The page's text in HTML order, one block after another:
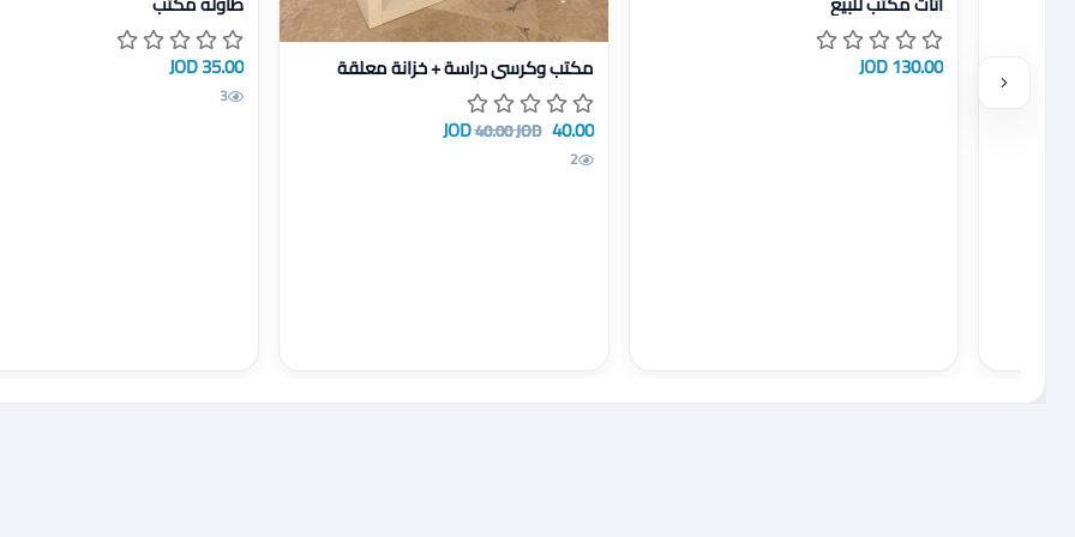
130.00 JOD عرض تفاصيل مكتب وكرسي دراسة + خزانة معلقة
مكتب وكرسي دراسة + خزانة معلقة
40.00 JOD
40.00 JOD
2
35.00 JOD
3